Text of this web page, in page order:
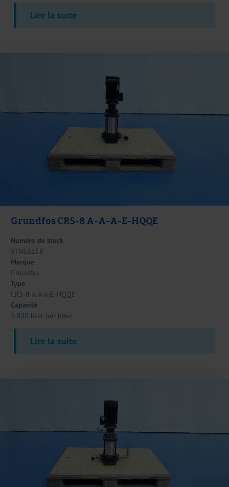
Lire la suite
Grundfos CR5-8 A-A-A-E-HQQE
Numéro de stock
STN16158
Marque
Grundfos
Type
CR5-8 A-A-A-E-HQQE
Capacité
5.800 liter per hour
Lire la suite